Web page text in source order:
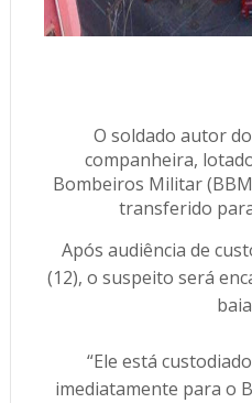
O soldado autor
companheira,
Bombeiros Militar
transferido
Após audiência de
(12), o suspeito será
“Ele está
imediatamente para o